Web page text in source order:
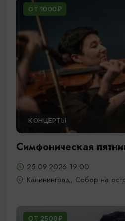
ОТ 1000₽
КОНЦЕРТЫ
Симфоническая
25.09.2026 19:00
Калининград, Собор на
ОТ 2500₽